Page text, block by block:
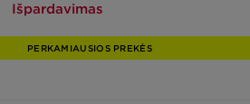
Išpardavimas
PERKAMIAUSIOS PREKĖS